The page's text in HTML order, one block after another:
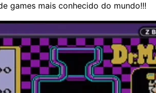
games mais conhecido do mundo!!!